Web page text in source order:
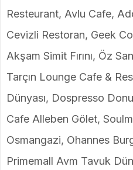
Resteurant, Avlu Cafe,
Cevizli Restoran, Geek
Akşam Simit Fırını, Öz
Tarçın Lounge Cafe &
Dünyası, Dospresso
Cafe Alleben Gölet,
Osmangazi, Ohannes
Primemall Avm Tavuk